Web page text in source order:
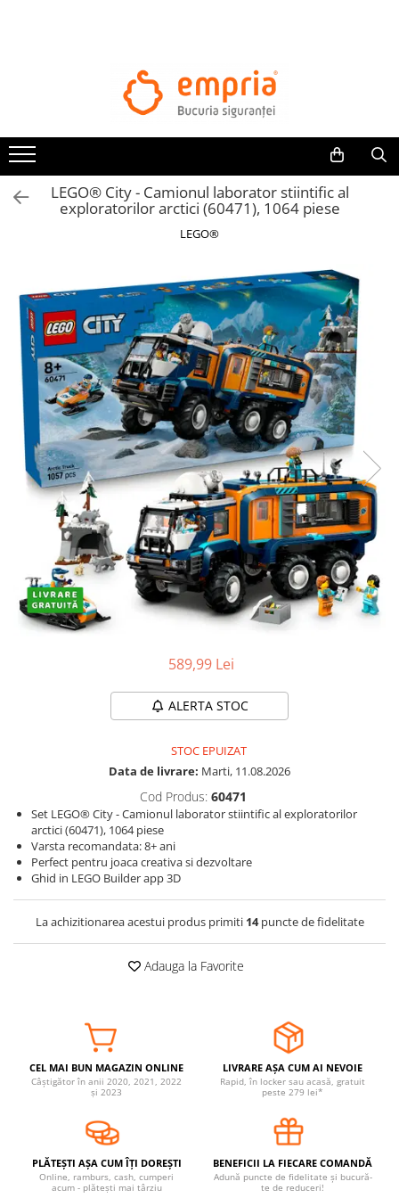
Bariere protectie pentru pat
Protectii mobilier
Banda protectie mobila copii
Sigurante pentru sertare si usi
Sigurante geamuri si usi glisante
Kituri de siguranta pentru copii si
bebelusi
Protectii casa
Protectii utile
Poarta siguranta copii
Deflectoare pentru aer conditionat
Protectii exterior
Casti antifonice pentru copii si
bebelusi
Echipament protectie bicicleta si
ski
Accesorii auto copii
Somnul bebelusului
Carucioare si scaune auto
Tarcuri copii / bebelusi
Igiena si ingrijire bebelusi
Diversificare bebelusi
Baia bebelusului
Maternitate
Jucarii copii si jocuri educative
Jucarii dentitie
Jocuri educative
Jucarii bebelusi
LEGO® City - Camionul laborator stiintific al
exploratorilor arctici (60471), 1064 piese
LEGO®
589,99 Lei
ALERTA STOC
STOC EPUIZAT
Data de livrare: Marti, 11.08.2026
Cod Produs: 60471
Set LEGO® City - Camionul laborator stiintific al exploratorilor
arctici (60471), 1064 piese
Varsta recomandata: 8+ ani
Perfect pentru joaca creativa si dezvoltare
Ghid in LEGO Builder app 3D
La achizitionarea acestui produs primiti 14puncte de fidelitate
Adauga la Favorite
CEL MAI BUN MAGAZIN ONLINE
Câștigător în anii 2020, 2021, 2022
și 2023
LIVRARE AȘA CUM AI NEVOIE
Rapid, în locker sau acasă, gratuit
peste 279 lei*
PLĂTEȘTI AȘA CUM ÎȚI DOREȘTI
Online, ramburs, cash, cumperi
acum - plătești mai târziu
BENEFICII LA FIECARE COMANDĂ
Adună puncte de fidelitate și bucură-
te de reduceri!